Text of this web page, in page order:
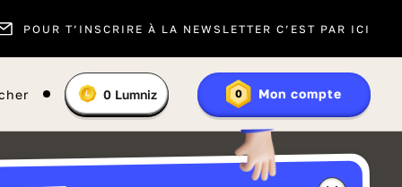
POUR T’INSCRIRE À LA NEWSLETTER C’EST PAR ICI
En
savoir
plus
les
Vous
:
0 Lumniz 0 Mon compte